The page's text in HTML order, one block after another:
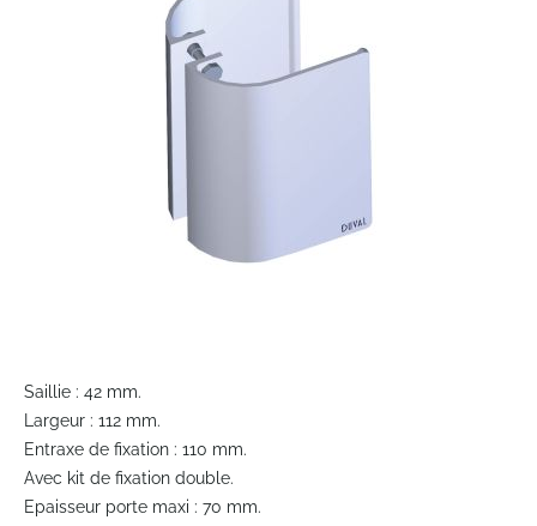
to
the
beginning
of
the
images
Saillie : 42 mm.
Largeur : 112 mm.
Entraxe de fixation : 110 mm.
Avec kit de fixation double.
Epaisseur porte maxi : 70 mm.